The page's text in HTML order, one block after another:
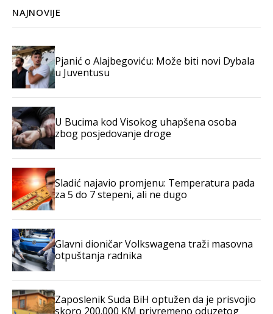
NAJNOVIJE
Pjanić o Alajbegoviću: Može biti novi Dybala
u Juventusu
U Bucima kod Visokog uhapšena osoba
zbog posjedovanje droge
Sladić najavio promjenu: Temperatura pada
za 5 do 7 stepeni, ali ne dugo
Glavni dioničar Volkswagena traži masovna
otpuštanja radnika
Zaposlenik Suda BiH optužen da je prisvojio
skoro 200.000 KM privremeno oduzetog